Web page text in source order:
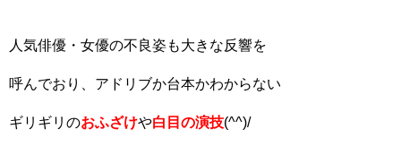
人気俳優・女優の不良姿も大きな反響を
呼んでおり、アドリブか台本かわからない
ギリギリのおふざけや白目の演技(^^)/